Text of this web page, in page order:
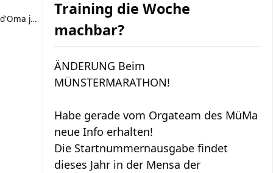
d'Oma joggt
Training die Woche
machbar?
ÄNDERUNG Beim
MÜNSTERMARATHON!
Habe gerade vom Orgateam des MüMa
neue Info erhalten!
Die Startnummernausgabe findet
dieses Jahr in der Mensa der